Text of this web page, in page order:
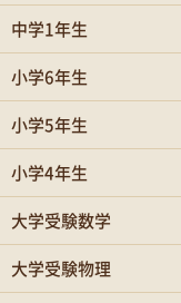
中学1年生
小学6年生
小学5年生
小学4年生
大学受験数学
大学受験物理